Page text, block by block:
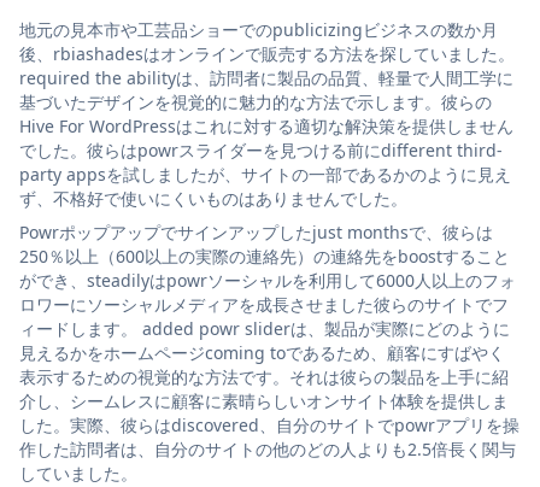
地元の見本市や工芸品ショーでのpublicizingビジネスの数か月
後、rbiashadesはオンラインで販売する方法を探していました。
required the abilityは、訪問者に製品の品質、軽量で人間工学に
基づいたデザインを視覚的に魅力的な方法で示します。彼らの
Hive For WordPressはこれに対する適切な解決策を提供しません
でした。彼らはpowrスライダーを見つける前にdifferent third-
party appsを試しましたが、サイトの一部であるかのように見え
ず、不格好で使いにくいものはありませんでした。
Powrポップアップでサインアップしたjust monthsで、彼らは
250％以上（600以上の実際の連絡先）の連絡先をboostすること
ができ、steadilyはpowrソーシャルを利用して6000人以上のフォ
ロワーにソーシャルメディアを成長させました彼らのサイトでフ
ィードします。 added powr sliderは、製品が実際にどのように
見えるかをホームページcoming toであるため、顧客にすばやく
表示するための視覚的な方法です。それは彼らの製品を上手に紹
介し、シームレスに顧客に素晴らしいオンサイト体験を提供しま
した。実際、彼らはdiscovered、自分のサイトでpowrアプリを操
作した訪問者は、自分のサイトの他のどの人よりも2.5倍長く関与
していました。